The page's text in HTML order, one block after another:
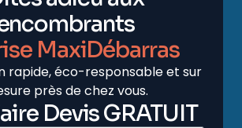
MaxiDébarras
rapide, éco-responsable et sur
près de chez vous.
Devis GRATUIT